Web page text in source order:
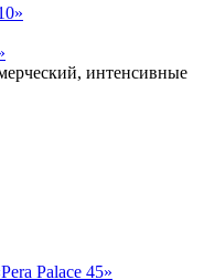
интенсивные